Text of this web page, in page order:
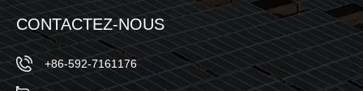
CONTACTEZ-NOUS
+86-592-7161176